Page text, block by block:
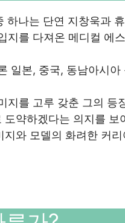
나는 단연 지창욱과
지를 다져온 메디컬 에
일본, 중국, 동남아시
지를 고루 갖춘 그의 등
약하겠다는 의지를 보
와 모델의 화려한 커리